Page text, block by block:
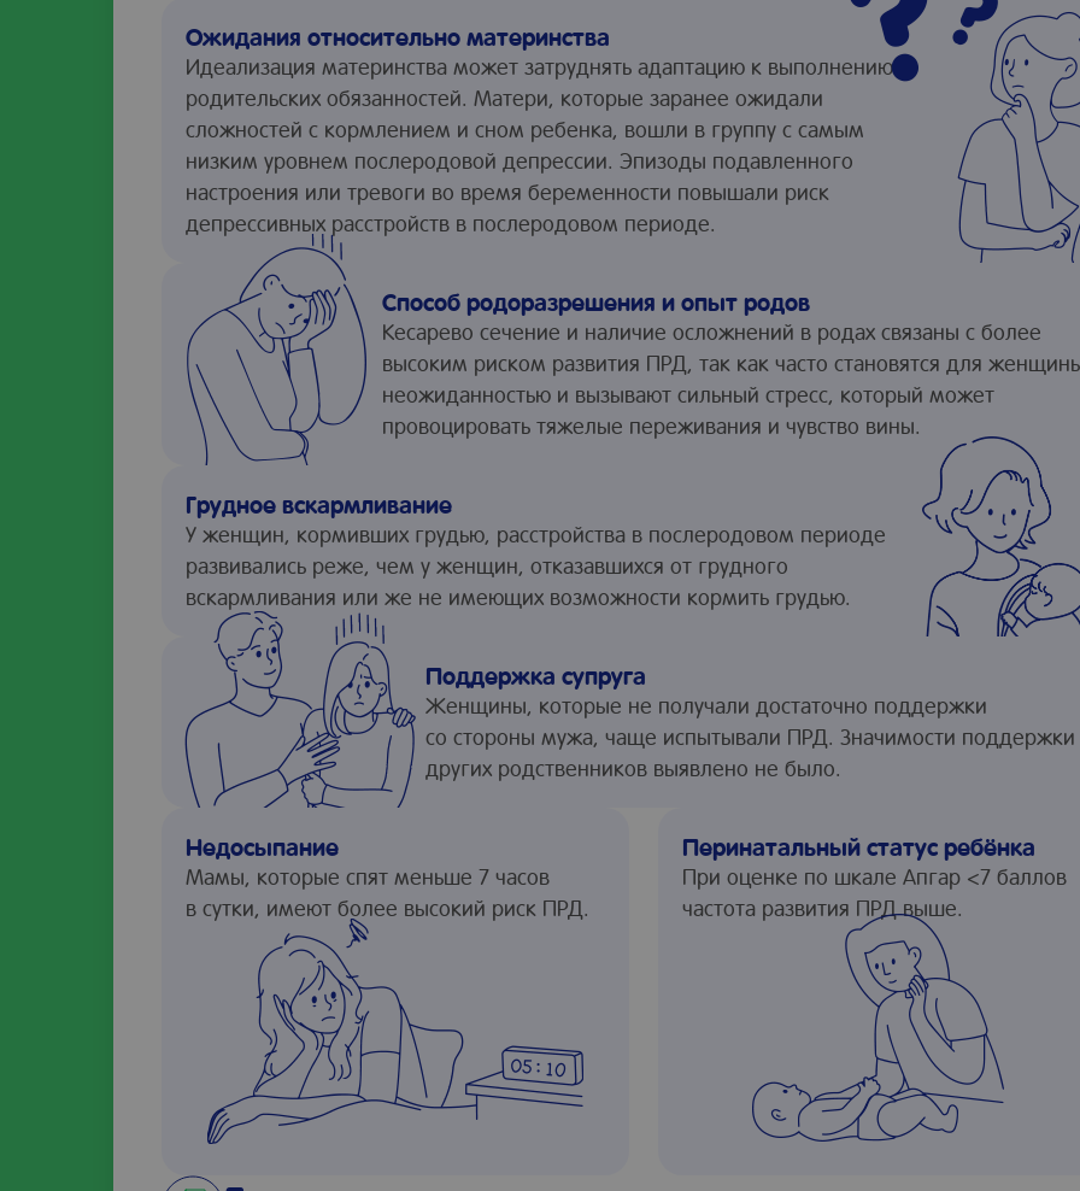
Ожидания относительно материнства
Идеализация материнства может затруднять адаптацию к выполнению
родительских обязанностей. Матери, которые заранее ожидали
сложностей с кормлением и сном ребенка, вошли в группу с самым
низким уровнем послеродовой депрессии. Эпизоды подавленного
настроения или тревоги во время беременности повышали риск
депрессивных расстройств в послеродовом периоде.
Способ родоразрешения и опыт родов
Кесарево сечение и наличие осложнений в родах связаны с более
высоким риском развития ПРД, так как часто становятся для
неожиданностью и вызывают сильный стресс, который может
провоцировать тяжелые переживания и чувство вины.
Грудное вскармливание
У женщин, кормивших грудью, расстройства в послеродовом периоде
развивались реже, чем у женщин, отказавшихся от грудного
вскармливания или же не имеющих возможности кормить грудью.
Поддержка супруга
Женщины, которые не получали достаточно поддержки
со стороны мужа, чаще испытывали ПРД. Значимости поддержки
других родственников выявлено не было.
Недосыпание
Мамы, которые спят меньше 7 часов
в сутки, имеют более высокий риск ПРД.
Перинатальный статус ребёнка
При оценке по шкале Апгар <7 баллов
частота развития ПРД выше.